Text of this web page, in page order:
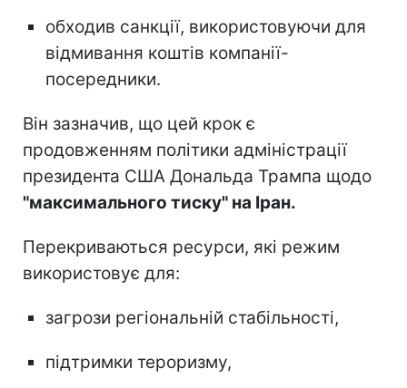
обходив санкції, використовуючи для
відмивання коштів компанії-
посередники.
Він зазначив, що цей крок є
продовженням політики адміністрації
президента США Дональда Трампа щодо
"максимального тиску" на Іран.
Перекриваються ресурси, які режим
використовує для:
загрози регіональній стабільності,
підтримки тероризму,